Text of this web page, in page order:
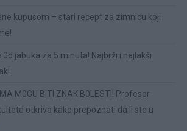
kupusom – stari recept za zimnicu koji
jabuka za 5 minuta! Najbrži i najlakši
M0GU BITI ZNAK B0LESTI! Profesor
otkriva kako prepoznati da li ste u